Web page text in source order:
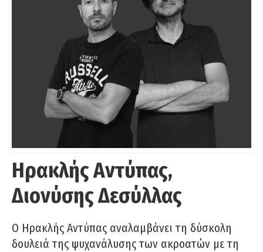
Ηρακλής Αντύπας,
Διονύσης Δεσύλλας
Ο Ηρακλής Αντύπας αναλαμβάνει τη δύσκολη
δουλειά της ψυχανάλυσης των ακροατών με τη